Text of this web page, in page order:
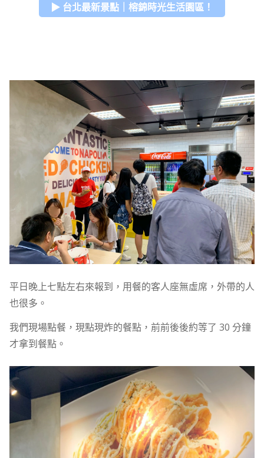
▶ 台北最新景點｜榕錦時光生活園區！
平日晚上七點左右來報到，用餐的客人座無虛席，外帶的人
也很多。
我們現場點餐，現點現炸的餐點，前前後後約等了 30 分鐘
才拿到餐點。